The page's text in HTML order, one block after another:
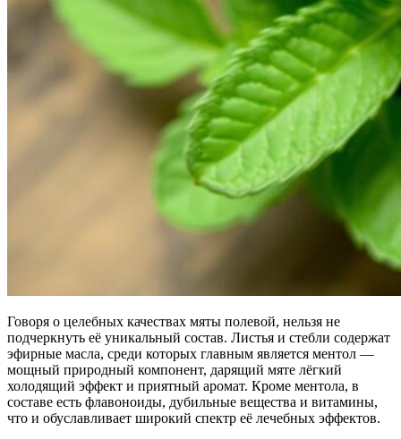
Говоря о целебных качествах мяты полевой, нельзя не
подчеркнуть её уникальный состав. Листья и стебли содержат
эфирные масла, среди которых главным является ментол —
мощный природный компонент, дарящий мяте лёгкий
холодящий эффект и приятный аромат. Кроме ментола, в
составе есть флавоноиды, дубильные вещества и витамины,
что и обуславливает широкий спектр её лечебных эффектов.